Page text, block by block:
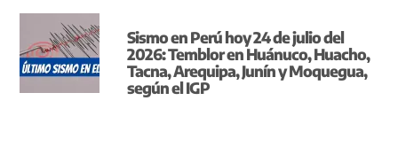
Sismo en Perú hoy 24 de julio del
2026: Temblor en Huánuco, Huacho,
Tacna, Arequipa, Junín y Moquegua,
según el IGP